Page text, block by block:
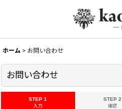
ホーム > お問い合わせ
お問い合わせ
STEP 1
入力
STEP 2
確認